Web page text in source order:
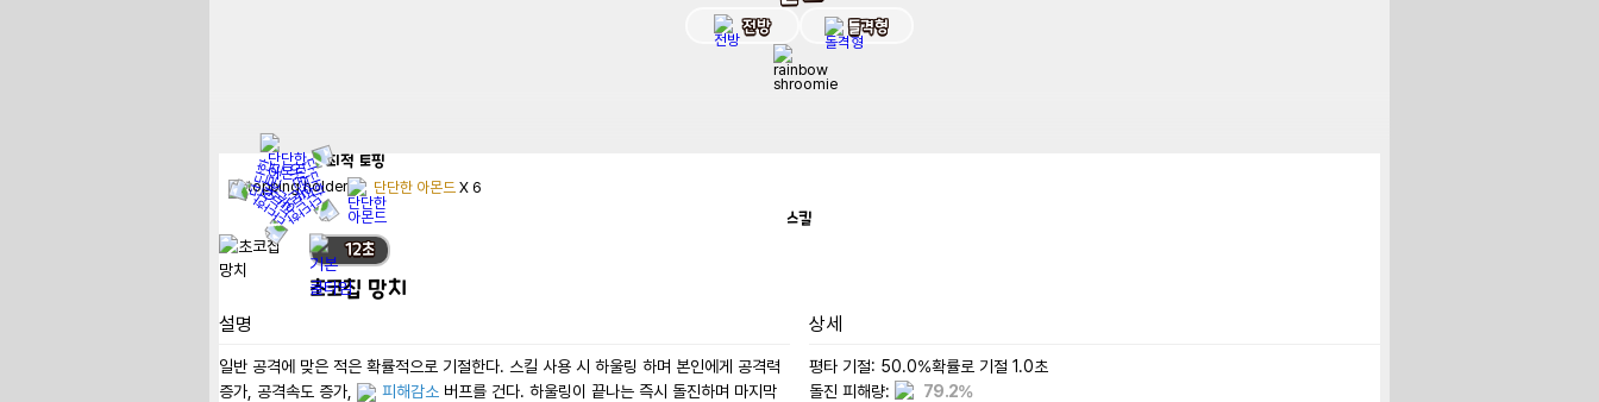
전방 돌격형
최적 토핑
단단한 아몬드 X 6
스킬
12초
초코칩 망치
설명
일반 공격에 맞은 적은 확률적으로 기절한다. 스킬 사용 시 하울링 하며 본인에게 공격력
증가, 공격속도 증가,
피해감소 버프를 건다. 하울링이 끝나는 즉시 돌진하며 마지막
상세
평타 기절: 50.0%확률로 기절 1.0초
돌진 피해량:
79.2%